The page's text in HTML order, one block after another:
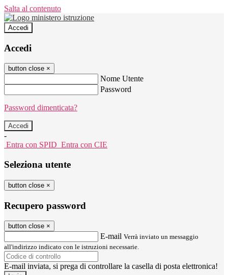
Salta al contenuto
Accedi
Accedi
button close ×
Nome Utente
Password
Password dimenticata?
-
Entra con SPID Entra con CIE
Seleziona utente
button close ×
Recupero password
button close ×
E-mail Verrà inviato un messaggio
all'indirizzo indicato con le istruzioni necessarie.
E-mail inviata, si prega di controllare la casella di posta elettronica!